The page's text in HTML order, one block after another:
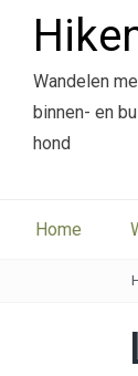
Wandelen
binnen- en
hond
Home